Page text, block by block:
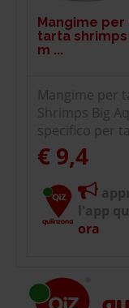
Mangime
tarta shrimps
m ...
Mangime per
Shrimps Big
specifico per
€ 9,4
l'app
ora